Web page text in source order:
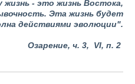
жизнь - это жизнь Востока,
Эта жизнь будет
действиями эволюции".
Озарение, ч. 3, VI, п. 2